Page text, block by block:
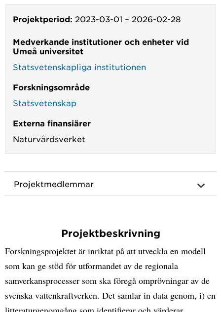
Projektperiod: 2023-03-01 – 2026-02-28
Medverkande institutioner och enheter vid
Umeå universitet
Statsvetenskapliga institutionen
Forskningsområde
Statsvetenskap
Externa finansiärer
Naturvårdsverket
Projektmedlemmar
Projektbeskrivning
Forskningsprojektet är inriktat på att utveckla en modell
som kan ge stöd för utformandet av de regionala
samverkansprocesser som ska föregå omprövningar av de
svenska vattenkraftverken. Det samlar in data genom, i) en